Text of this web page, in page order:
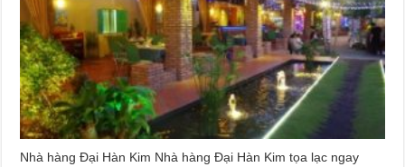
Nhà hàng Đại Hàn Kim Nhà hàng Đại Hàn Kim tọa lạc ngay